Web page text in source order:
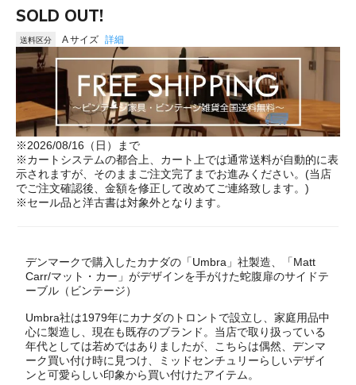
SOLD OUT!
送料区分 A サイズ 詳細
※2026/08/16（日）まで
※カートシステムの都合上、カート上では通常送料が自動的に表
示されますが、そのままご注文完了までお進みください。(当店
でご注文確認後、金額を修正して改めてご連絡致します。)
※セール品と洋古書は対象外となります。
デンマークで購入したカナダの「Umbra」社製造、「Matt
Carr/マット・カー」がデザインを手がけた蛇腹扉のサイドテ
ーブル（ビンテージ）
Umbra社は1979年にカナダのトロントで設立し、家庭用品中
心に製造し、現在も既存のブランド。当店で取り扱っている
年代としては若めではありましたが、こちらは偶然、デンマ
ーク買い付け時に見つけ、ミッドセンチュリーらしいデザイ
ンと可愛らしい印象から買い付けたアイテム。